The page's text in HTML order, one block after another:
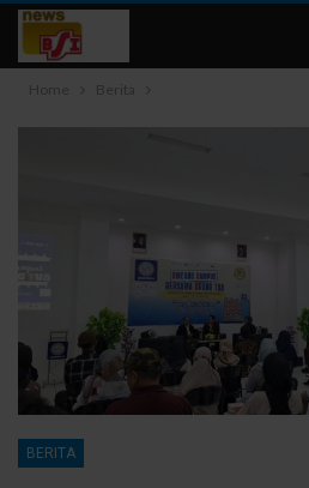
Home Berita
BERITA